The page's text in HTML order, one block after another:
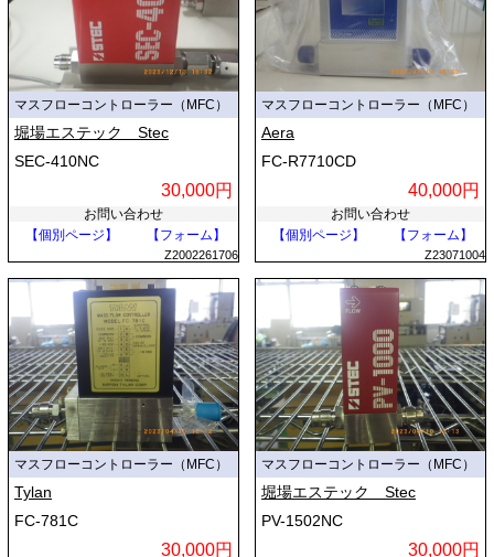
マスフローコントローラー（MFC）
堀場エステック Stec
SEC-410NC
30,000円
お問い合わせ
【個別ページ】
【フォーム】
Z2002261706
マスフローコントローラー（MFC）
Aera
FC-R7710CD
40,000円
お問い合わせ
【個別ページ】
【フォーム】
Z23071004
マスフローコントローラー（MFC）
Tylan
FC-781C
30,000円
マスフローコントローラー（MFC）
堀場エステック Stec
PV-1502NC
30,000円